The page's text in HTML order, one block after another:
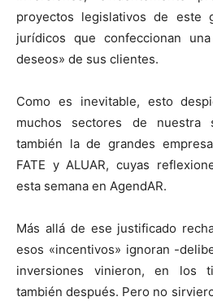
proyectos legislativos de este
jurídicos que confeccionan
deseos» de sus clientes.
Como es inevitable, esto
muchos sectores de nuestra
también la de grandes
FATE y ALUAR, cuyas
esta semana en AgendAR.
Más allá de ese justificado
esos «incentivos» ignoran -
inversiones vinieron, en los
también después. Pero no